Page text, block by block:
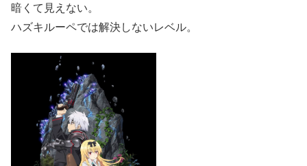
暗くて見えない。
ハズキルーペでは解決しないレベル。